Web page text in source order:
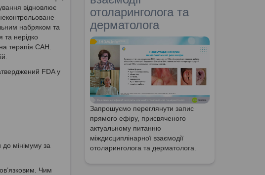
відновлює
набряком та
та нерідко
терапія САН.
FDA у
мінімуму за
Чим
отоларинголога та
дерматолога
Запрошуємо переглянути запис
прямого ефіру, присвяченого
актуальному питанню
міждисциплінарної взаємодії
отоларинголога та дерматолога.